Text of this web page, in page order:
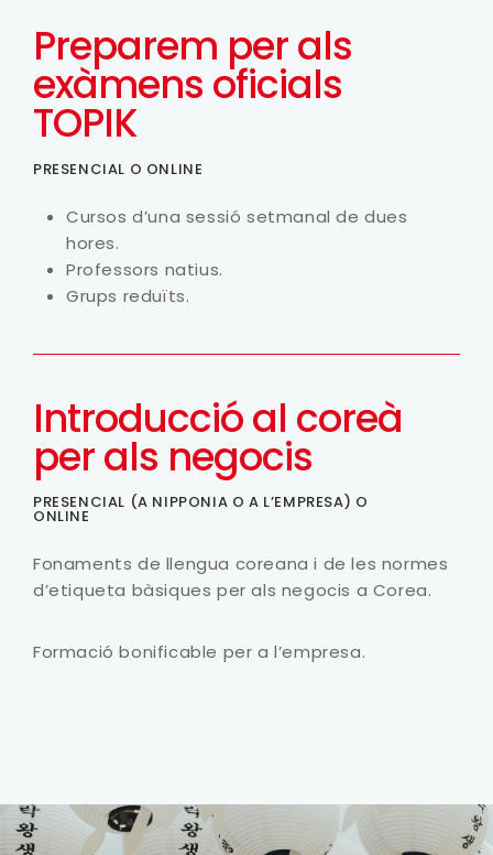
Preparem per als
exàmens oficials
TOPIK
PRESENCIAL O ONLINE
Cursos d’una sessió setmanal de dues
hores.
Professors natius.
Grups reduïts.
Introducció al coreà
per als negocis
PRESENCIAL (A NIPPONIA O A L’EMPRESA) O
ONLINE
Fonaments de llengua coreana i de les normes
d’etiqueta bàsiques per als negocis a Corea.
Formació bonificable per a l’empresa.